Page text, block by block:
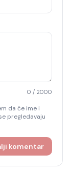
0 / 2000
da će ime i
pregledavaju
komentar